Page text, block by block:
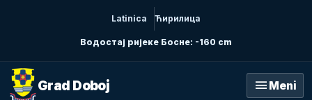
Latinica Ћирилица
Водостај ријеке Босне: -160 cm
Grad Doboj menu Meni